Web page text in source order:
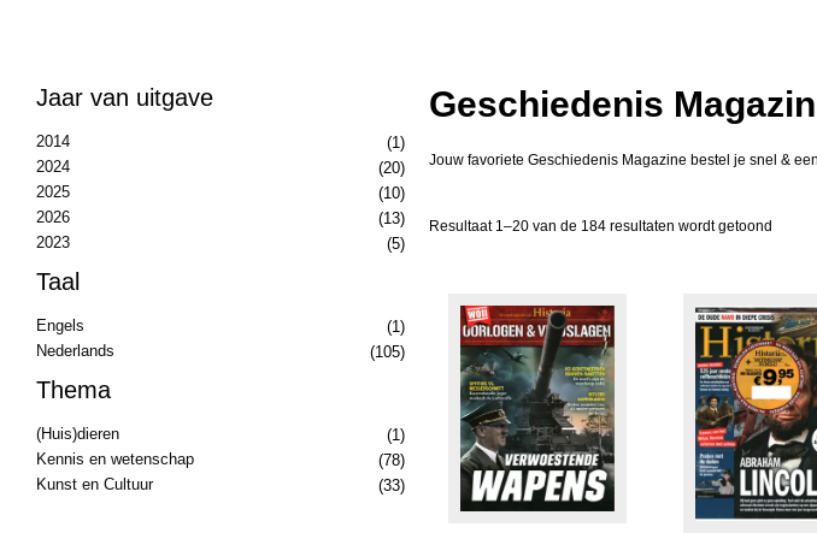
Jaar van uitgave
2014
(1)
2024
(20)
2025
(10)
2026
(13)
2023
(5)
Taal
Engels
(1)
Nederlands
(105)
Thema
(Huis)dieren
(1)
Kennis en wetenschap
(78)
Kunst en Cultuur
(33)
Geschiedenis
Jouw favoriete Geschiedenis Magazine bestel je snel &
Resultaat 1–20 van de 184 resultaten wordt getoond